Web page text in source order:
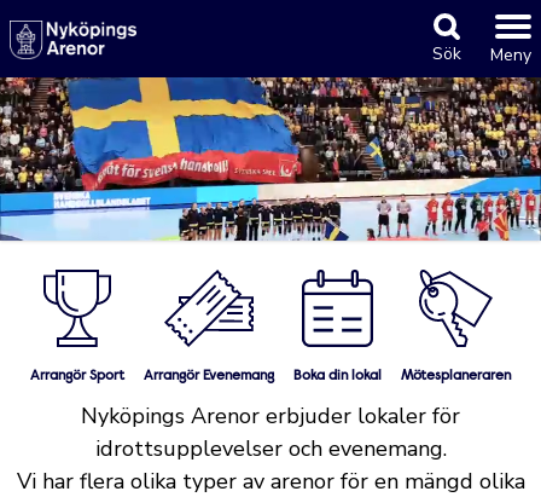
Sök Meny
Huvudkategorier
Arrangör Sport Arrangör Evenemang Boka din lokal Mötesplaneraren
Nyköpings Arenor erbjuder lokaler för
idrottsupplevelser och evenemang.
Vi har flera olika typer av arenor för en mängd olika